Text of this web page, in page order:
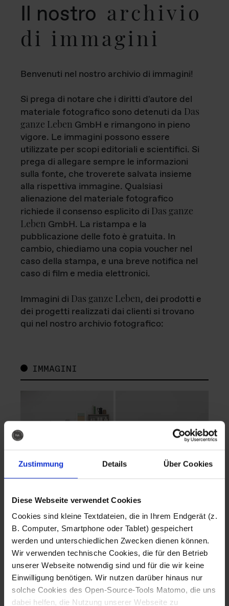
Zustimmung Details Über Cookies
Diese Webseite verwendet Cookies
Cookies sind kleine Textdateien, die in Ihrem Endgerät (z.
B. Computer, Smartphone oder Tablet) gespeichert
werden und unterschiedlichen Zwecken dienen können.
Wir verwenden technische Cookies, die für den Betrieb
unserer Webseite notwendig sind und für die wir keine
Einwilligung benötigen. Wir nutzen darüber hinaus nur
solche Cookies des Open-Source-Tools Matomo, die uns
dabei helfen, die Nutzung unserer Webseite zu
Il nostro archivio
di immagini
Benvenuti nel nostro archivio di immagini!
Si prega di notare che i diritti d'autore del
materiale fotografico sono detenuti da Das
ganze Leben GmbH e rimangono in pieno
vigore. Le immagini possono essere
utilizzate per scopi editoriali e scientifici. Si
prega di allegare sempre le informazioni
sulla fonte, che troverete salvata insieme
alla rispettiva immagine. Qualsiasi
alienazione del materiale fotografico
richiede il consenso esplicito di Das ganze
Leben GmbH. La ristampa e la
pubblicazione delle foto è gratuita. In
cambio, chiediamo una copia voucher nel
caso della stampa, e una breve notifica nel
caso di film e media elettronici.
Immagini di Das ganze Leben, dei prodotti e
dei progetti realizzati dai clienti si trovano
qui nel nostro archivio fotografico:
IMMAGINI
Fotografo: Lorenz
Sternbach
Download
Fotografo: Lorenz
Sternbach
Download